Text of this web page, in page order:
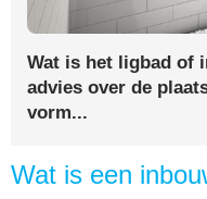
Wat is het ligbad of
advies over de
vorm...
Wat is een